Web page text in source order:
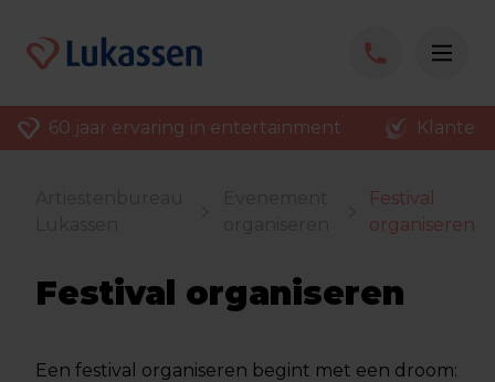
60 jaar ervaring in entertainment
Festival
organiseren
Festival organiseren
Een festival organiseren begint met een droom: